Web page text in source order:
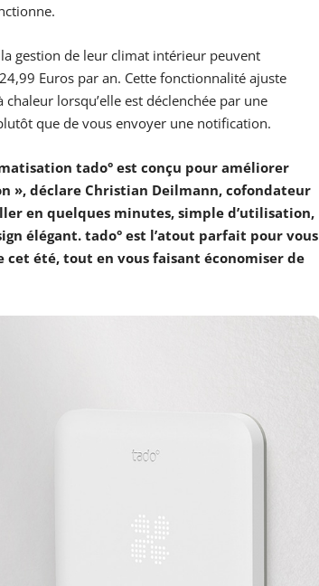
gestion de leur climat intérieur peuvent
Euros par an. Cette fonctionnalité ajuste
lorsqu’elle est déclenchée par une
que de vous envoyer une notification.
tado° est conçu pour améliorer
», déclare Christian Deilmann, cofondateur
en quelques minutes, simple d’utilisation,
élégant. tado° est l’atout parfait pour vous
été, tout en vous faisant économiser de